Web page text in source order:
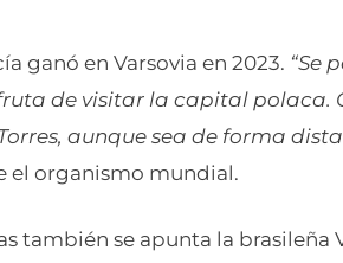
ganó en Varsovia en 2023. “Se
de visitar la capital polaca.
aunque sea de forma
el organismo mundial.
también se apunta la brasileña